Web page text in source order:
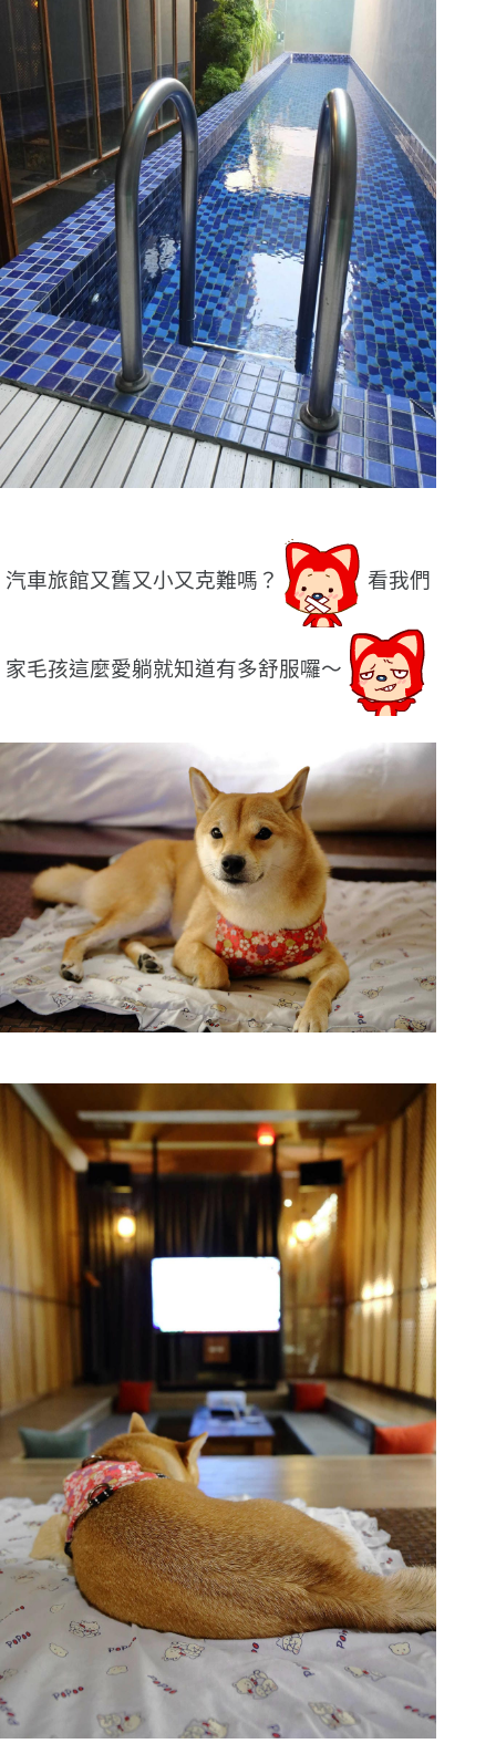
汽車旅館又舊又小又克難嗎？ 看我們
家毛孩這麼愛躺就知道有多舒服囉〜